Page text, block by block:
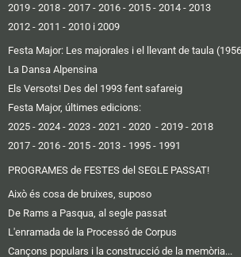
2019 - 2018 - 2017 - 2016 - 2015 - 2014 - 2013
2012 - 2011 - 2010 i 2009
Festa Major: Les majorales i el llevant de taula
La Dansa Alpensina
Els Versots! Des del 1993 fent safareig
Festa Major, últimes edicions:
2025 - 2024 - 2023 - 2021 - 2020 - 2019 - 2018
2017 - 2016 - 2015 - 2013 - 1995 - 1991
PROGRAMES de FESTES del SEGLE PASSAT!
Això és cosa de bruixes, suposo
De Rams a Pasqua, al segle passat
L'enramada de la Processó de Corpus
Cançons populars i la construcció de la memòria...